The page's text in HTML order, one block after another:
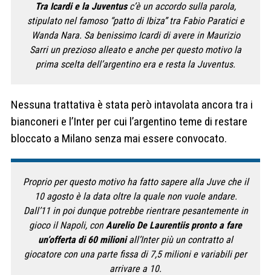
Tra Icardi e la Juventusc’è un accordo sulla parola,
stipulato nel famoso “patto di Ibiza” tra Fabio Paratici e
Wanda Nara. Sa benissimo Icardi di avere in Maurizio
Sarri un prezioso alleato e anche per questo motivo la
prima scelta dell’argentino era e resta la Juventus.
Nessuna trattativa è stata però intavolata ancora tra i
bianconeri e l’Inter per cui l’argentino teme di restare
bloccato a Milano senza mai essere convocato.
Proprio per questo motivo ha fatto sapere alla Juve che il
10 agosto è la data oltre la quale non vuole andare.
Dall’11 in poi dunque potrebbe rientrare pesantemente in
gioco il Napoli, conAurelio De Laurentiis pronto a fare
un’offerta di 60 milioniall’Inter più un contratto al
giocatore con una parte fissa di 7,5 milioni e variabili per
arrivare a 10.